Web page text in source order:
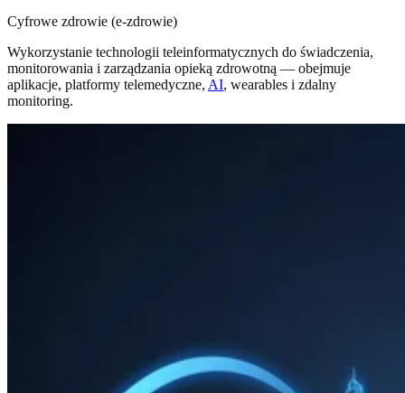
Cyfrowe zdrowie (e-zdrowie)
Wykorzystanie technologii teleinformatycznych do świadczenia,
monitorowania i zarządzania opieką zdrowotną — obejmuje
aplikacje, platformy telemedyczne, AI, wearables i zdalny
monitoring.